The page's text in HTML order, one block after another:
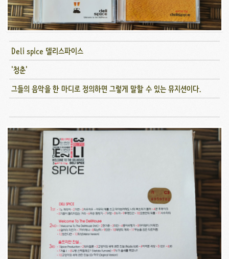
Deli spice 델리스파이스
'청춘'
그들의 음악을 한 마디로 정의하면 그렇게 말할 수 있는 뮤지션이다.